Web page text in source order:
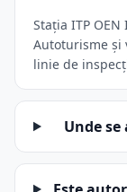
Stația ITP OEN
Autoturisme și
linie de
Unde se